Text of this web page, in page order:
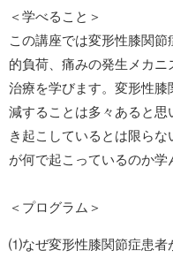
＜学べること＞
この講座では変形性膝関
的負荷、痛みの発生メカニ
治療を学びます。変形性
減することは多々あると思
き起こしているとは限ら
が何で起こっているのか学
＜プログラム＞
⑴なぜ変形性膝関節症患者